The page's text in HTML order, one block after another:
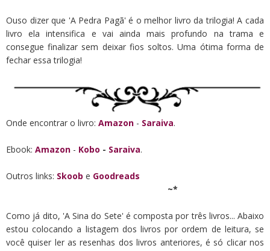
Ouso dizer que 'A Pedra Pagã' é o melhor livro da trilogia! A cada
livro ela intensifica e vai ainda mais profundo na trama e
consegue finalizar sem deixar fios soltos. Uma ótima forma de
fechar essa trilogia!
Onde encontrar o livro: Amazon - Saraiva.
Ebook: Amazon - Kobo - Saraiva.
Outros links: Skoob e Goodreads
~*
Como já dito, 'A Sina do Sete' é composta por três livros... Abaixo
estou colocando a listagem dos livros por ordem de leitura, se
você quiser ler as resenhas dos livros anteriores, é só clicar nos